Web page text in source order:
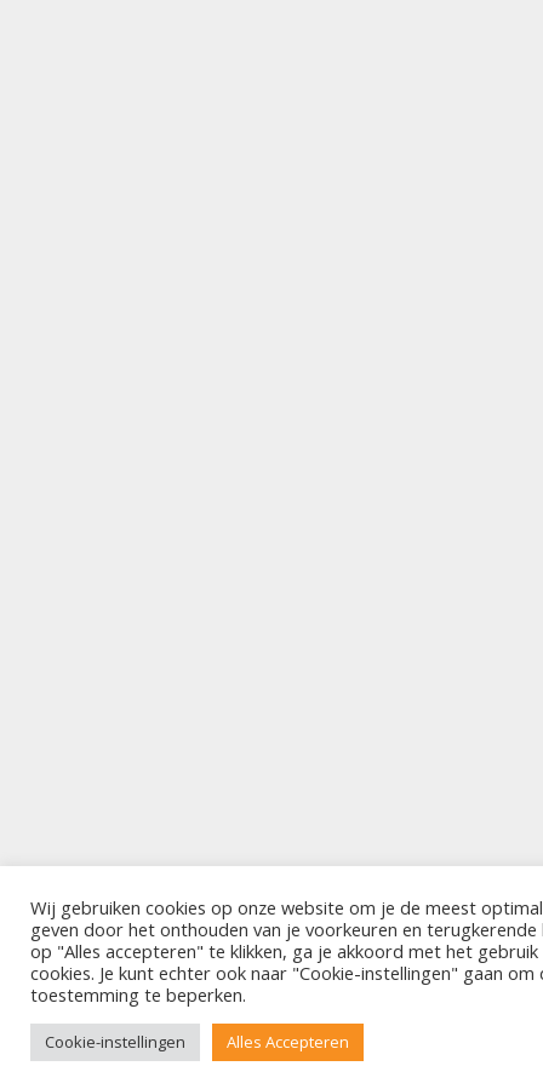
Wij gebruiken cookies op onze website om je de meest
geven door het onthouden van je voorkeuren en terugkerende
op "Alles accepteren" te klikken, ga je akkoord met het gebruik
cookies. Je kunt echter ook naar "Cookie-instellingen" gaan om
toestemming te beperken.
Cookie-instellingen Alles Accepteren